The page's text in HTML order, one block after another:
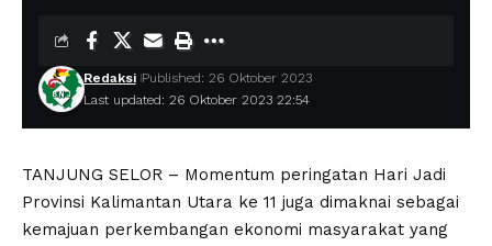
Last updated: 26 Oktober 2023 22:54
Redaksi Published: 26 Oktober 2023
TANJUNG SELOR – Momentum peringatan Hari Jadi
Provinsi Kalimantan Utara ke 11 juga dimaknai sebagai
kemajuan perkembangan ekonomi masyarakat yang